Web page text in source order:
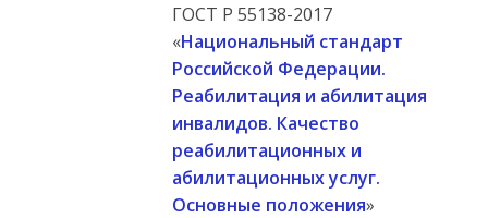
ГОСТ Р 55138-2017
«Национальный стандарт
Российской Федерации.
Реабилитация и абилитация
инвалидов. Качество
реабилитационных и
абилитационных услуг.
Основные положения»